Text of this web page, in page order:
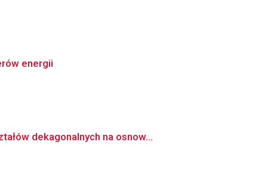
energii
dekagonalnych na osnow...